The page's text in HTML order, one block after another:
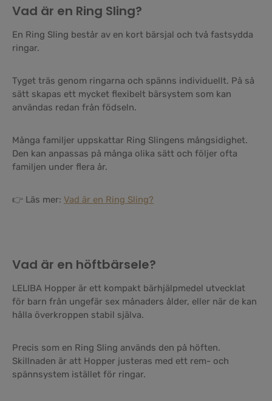
Vad är en Ring Sling?
En Ring Sling består av en kort bärsjal och två fastsydda
ringar.
Tyget träs genom ringarna och spänns individuellt. På så
sätt skapas ett mycket flexibelt bärsystem som kan
användas redan från födseln.
Många familjer uppskattar Ring Slingens mångsidighet.
Den kan anpassas på många olika sätt och följer ofta
familjen under flera år.
👉 Läs mer: Vad är en Ring Sling?
Vad är en höftbärsele?
LELIBA Hopper är ett kompakt bärhjälpmedel utvecklat
för barn från ungefär sex månaders ålder, eller när de kan
hålla överkroppen stabil själva.
Precis som en Ring Sling används den på höften.
Skillnaden är att Hopper justeras med ett rem- och
spännsystem istället för ringar.